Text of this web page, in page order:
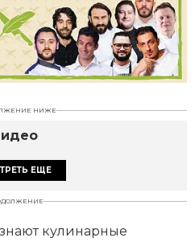
НИЖЕ
ЕЩЕ
кулинарные